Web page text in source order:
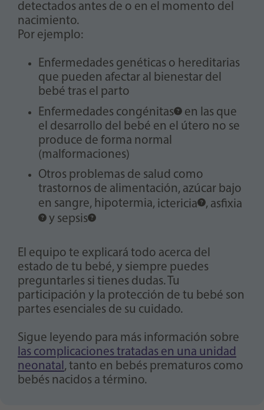
detectados antes de o en el momento del
nacimiento.
Por ejemplo:
Enfermedades genéticas o hereditarias
que pueden afectar al bienestar del
bebé tras el parto
Enfermedades congénitas
en las que
el desarrollo del bebé en el útero no se
produce de forma normal
(malformaciones)
Otros problemas de salud como
trastornos de alimentación, azúcar bajo
en sangre, hipotermia, ictericia , asfixia
y sepsis
El equipo te explicará todo acerca del
estado de tu bebé, y siempre puedes
preguntarles si tienes dudas. Tu
participación y la protección de tu bebé son
partes esenciales de su cuidado.
Sigue leyendo para más información sobre
las complicaciones tratadas en una unidad
neonatal , tanto en bebés prematuros como
bebés nacidos a término.